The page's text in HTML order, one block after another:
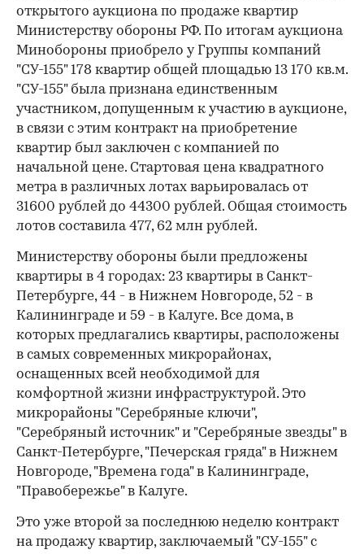
открытого аукциона по продаже квартир
Министерству обороны РФ. По итогам аукциона
Минобороны приобрело у Группы компаний
"СУ-155" 178 квартир общей площадью 13 170 кв.м.
"СУ-155" была признана единственным
участником, допущенным к участию в аукционе,
в связи с этим контракт на приобретение
квартир был заключен с компанией по
начальной цене. Стартовая цена квадратного
метра в различных лотах варьировалась от
31600 рублей до 44300 рублей. Общая стоимость
лотов составила 477, 62 млн рублей.
Министерству обороны были предложены
квартиры в 4 городах: 23 квартиры в Санкт-
Петербурге, 44 - в Нижнем Новгороде, 52 - в
Калининграде и 59 - в Калуге. Все дома, в
которых предлагались квартиры, расположены
в самых современных микрорайонах,
оснащенных всей необходимой для
комфортной жизни инфраструктурой. Это
микрорайоны "Серебряные ключи",
"Серебряный источник" и "Серебряные звезды" в
Санкт-Петербурге, "Печерская гряда" в Нижнем
Новгороде, "Времена года" в Калининграде,
"Правобережье" в Калуге.
Это уже второй за последнюю неделю контракт
на продажу квартир, заключаемый "СУ-155" с